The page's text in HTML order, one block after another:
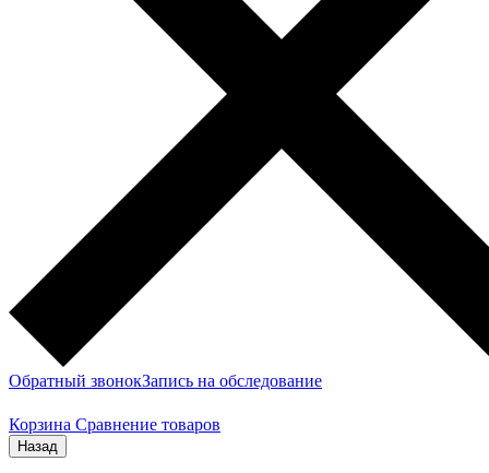
Обратный звонокЗапись на обследование
Корзина Сравнение товаров
Назад